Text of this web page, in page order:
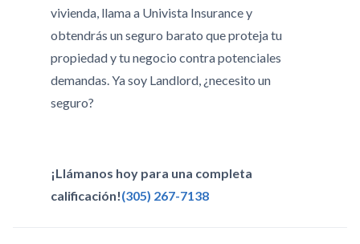
vivienda, llama a Univista Insurance y
obtendrás un seguro barato que proteja tu
propiedad y tu negocio contra potenciales
demandas. Ya soy Landlord, ¿necesito un
seguro?
¡Llámanos hoy para una completa
calificación!(305) 267-7138